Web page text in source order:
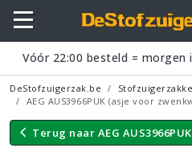
Vóór 22:00 besteld = morgen
DeStofzuigerzak.be
AEG AUS3966PUK (asje voor
Terug naar AEG AUS3966PUK